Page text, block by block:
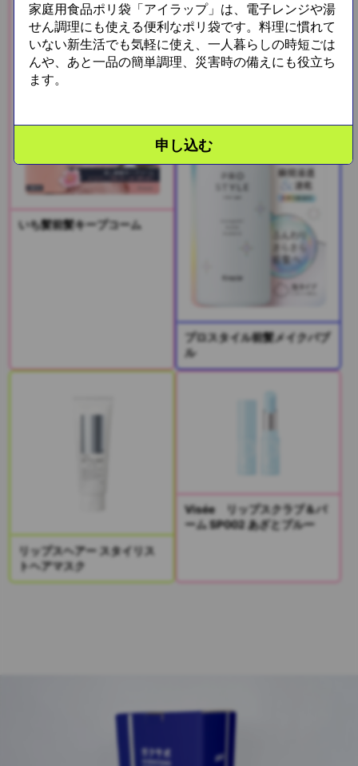
いち髪前髪キープコーム
プロスタイル前髪メイクバブ
ル
リップスヘアー スタイリス
トヘアマスク
Visée リップスクラブ＆バ
ーム SP002 あざとブルー
家庭用食品ポリ袋「アイラップ」は、電子レンジや湯
せん調理にも使える便利なポリ袋です。料理に慣れて
いない新生活でも気軽に使え、一人暮らしの時短ごは
んや、あと一品の簡単調理、災害時の備えにも役立ち
ます。
申し込む